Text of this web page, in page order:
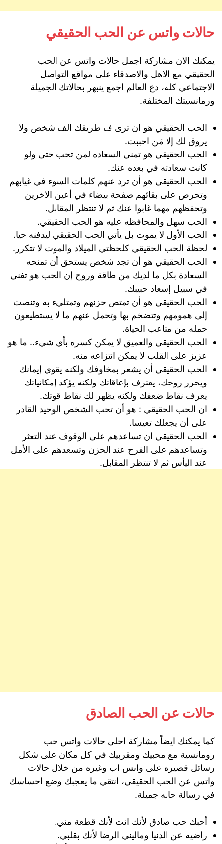
حالات واتس عن الحب الحقيقي
يمكنك الان مشاركة اجمل حالات واتس عن الحب
الحقيقي مع الاهل والاصدقاء على مواقع التواصل
الاجتماعي كله، دع العالم اجمع ينبهر بحالاتك الجميلة
ورمانسيتك المختلفة.
الحب الحقيقي هو ان ترى ف طريقك الف شخص ولا
يروق لك إلا مَن احببت.
الحب الحقيقي هو تمني السعادة لمن تحب حتى ولو
كانت سعادته في بعده عنك.
الحب الحقيقي هو أن ترد عنهم كلمات السوء في غيابهم
وتحرص على بقائهم صفحة بيضاء في أعين الاخرين
وتحفظهم مهما غابوا عنك ثم لا تنتظر المقابل.
الحب سهل والمحافظه عليه هو الحب الحقيقي.
الحب الأول لا يموت بل يأتي الحب الحقيقي ليدفنه حيا.
لحظة الحب الحقيقي كلحظتي الميلاد والموت لا تتكرر.
الحب الحقيقي هو أن تجد شخص يستحق أن تمنحه
السعادة بكل ما لديك من طاقة وروح إن الحب هو تفني
في سبيل إسعاد حبيبك.
الحب الحقيقي هو أن تمتص حزنهم وتمتليء به وتنصت
إلى همومهم وتتضخم بها وتحمل عنهم ما لا يستطيعون
حمله من متاعب الحياة.
الحب الحقيقي والعميق لا يمكن كسره بأي شيء.. ما هو
عزيز على القلب لا يمكن انتزاعه منه.
الحب الحقيقي أن يشعر بمخاوفك ولكنه يقوي إيمانك
ويحرر روحك، يعترف بإعاقاتك ولكنه يؤكد إمكانياتك
يعرف نقاط ضعفك ولكنه يظهر لك نقاط قوتك.
ان الحب الحقيقي : هو أن تحب الشخص الوحيد القادر
على أن يجعلك تعيسا.
الحب الحقيقي ان تساعدهم على الوقوف عند التعثر
وتساعدهم على الفرح عند الحزن وتسعدهم على الأمل
عند اليأس ثم لا تنتظر المقابل.
حالات عن الحب الصادق
كما يمكنك ايضاً مشاركة احلى حالات واتس حب
رومانسية مع محبيك ومقربيك في كل مكان على شكل
رسائل قصيره على واتس اب وغيره من خلال حالات
واتس عن الحب الحقيقي، انتقي ما يعجبك وضع احساسك
في رسالة حاله جميلة.
أحبك حب صادق لأنك انت لأنك قطعة مني.
راضيه عن الدنيا وماليني الرضا لأنك بقلبي.